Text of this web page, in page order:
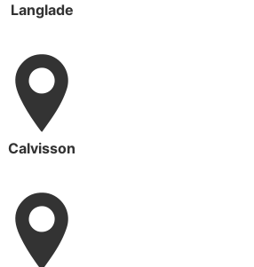
Langlade
Calvisson